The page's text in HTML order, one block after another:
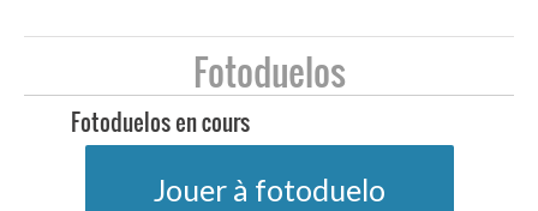
Fotoduelos
Fotoduelos en cours
Jouer à fotoduelo